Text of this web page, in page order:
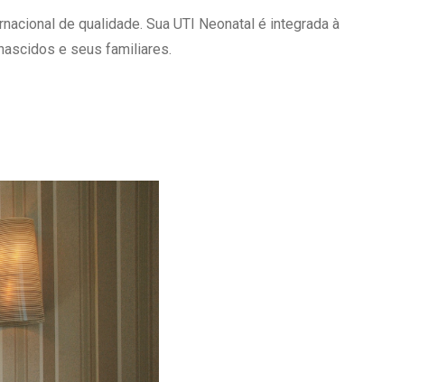
Ambulatório Digital de Nutrição para
de qualidade. Sua UTI Neonatal é integrada à
e seus familiares.